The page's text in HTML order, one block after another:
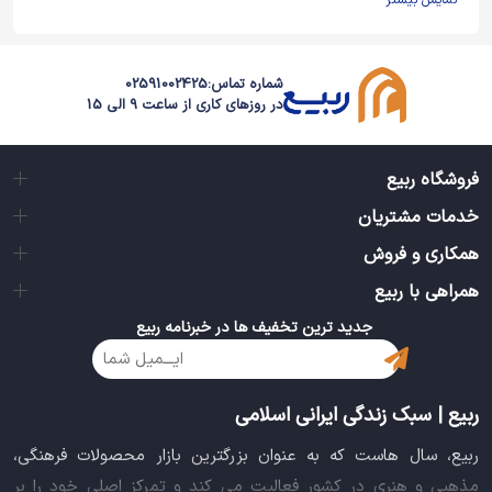
شماره تماس:02591002425
در روزهای کاری از ساعت 9 الی 15
فروشگاه ربیع
خدمات مشتریان
همکاری و فروش
همراهی با ربیع
جدید ترین تخفیف ها در خبرنامه ربیع
ربیع | سبک زندگی ایرانی اسلامی
ربیع، سال هاست که به عنوان بزرگترین بازار محصولات فرهنگی،